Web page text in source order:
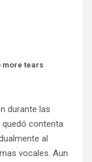
more tears
durante las
quedó contenta
al
vocales. Aun